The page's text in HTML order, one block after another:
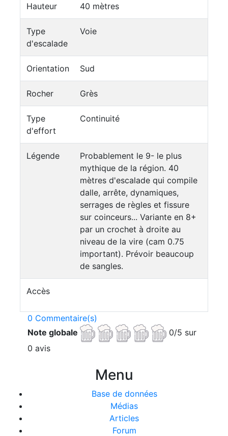
Hauteur 40 mètres
Type
d'escalade
Voie
Orientation Sud
Rocher Grès
Type
d'effort
Continuité
Légende
Probablement le 9- le plus
mythique de la région. 40
mètres d'escalade qui compile
dalle, arrête, dynamiques,
serrages de règles et fissure
sur coinceurs... Variante en 8+
par un crochet à droite au
niveau de la vire (cam 0.75
important). Prévoir beaucoup
de sangles.
Accès
0 Commentaire(s)
Note globale
0/5 sur
0 avis
Menu
Base de données
Médias
Articles
Forum